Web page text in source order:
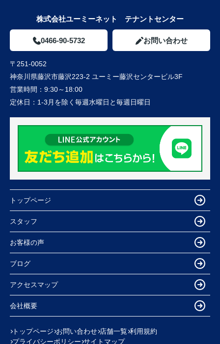
株式会社ユーミーネット テナントセンター
0466-90-5732 お問い合わせ
〒251-0052
神奈川県藤沢市藤沢223-2 ユーミー藤沢センタービル3F
営業時間： 9:30～18:00
定休日： 1-3月を除く毎週水曜日と毎週日曜日
トップページ
スタッフ
お客様の声
ブログ
アクセスマップ
会社概要
トップページ お問い合わせ 店舗一覧 利用規約
プライバシーポリシー サイトマップ